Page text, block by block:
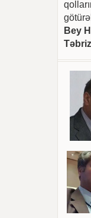
Bey
Təbriz